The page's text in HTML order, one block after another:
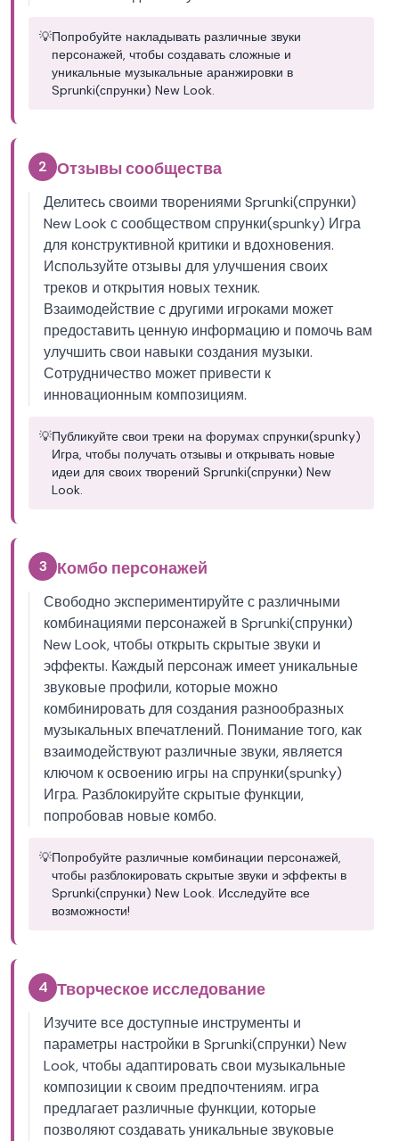
💡Попробуйте накладывать различные звуки
персонажей, чтобы создавать сложные и
уникальные музыкальные аранжировки в
Sprunki(спрунки) New Look.
2 Отзывы сообщества
Делитесь своими творениями Sprunki(спрунки)
New Look с сообществом спрунки(spunky) Игра
для конструктивной критики и вдохновения.
Используйте отзывы для улучшения своих
треков и открытия новых техник.
Взаимодействие с другими игроками может
предоставить ценную информацию и помочь вам
улучшить свои навыки создания музыки.
Сотрудничество может привести к
инновационным композициям.
💡Публикуйте свои треки на форумах спрунки(spunky)
Игра, чтобы получать отзывы и открывать новые
идеи для своих творений Sprunki(спрунки) New
Look.
3 Комбо персонажей
Свободно экспериментируйте с различными
комбинациями персонажей в Sprunki(спрунки)
New Look, чтобы открыть скрытые звуки и
эффекты. Каждый персонаж имеет уникальные
звуковые профили, которые можно
комбинировать для создания разнообразных
музыкальных впечатлений. Понимание того, как
взаимодействуют различные звуки, является
ключом к освоению игры на спрунки(spunky)
Игра. Разблокируйте скрытые функции,
попробовав новые комбо.
💡Попробуйте различные комбинации персонажей,
чтобы разблокировать скрытые звуки и эффекты в
Sprunki(спрунки) New Look. Исследуйте все
возможности!
4 Творческое исследование
Изучите все доступные инструменты и
параметры настройки в Sprunki(спрунки) New
Look, чтобы адаптировать свои музыкальные
композиции к своим предпочтениям. игра
предлагает различные функции, которые
позволяют создавать уникальные звуковые